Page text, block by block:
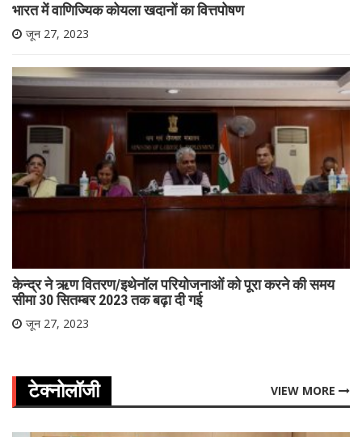
भारत में वाणिज्यिक कोयला खदानों का वित्तपोषण
जून 27, 2023
केन्‍द्र ने ऋण वितरण/इथेनॉल परियोजनाओं को पूरा करने की समय
सीमा 30 सितम्‍बर 2023 तक बढ़ा दी गई
जून 27, 2023
टेक्नोलॉजी VIEW MORE